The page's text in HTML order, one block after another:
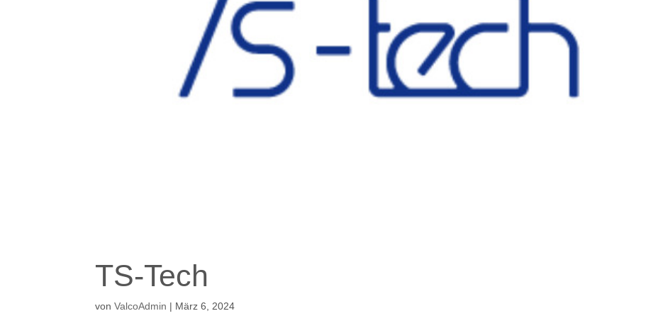
TS-Tech
vonValcoAdmin | März 6, 2024